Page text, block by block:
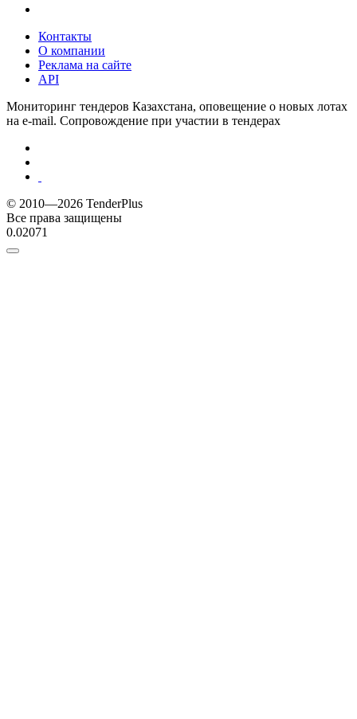
Контакты
О компании
Реклама на сайте
API
Мониторинг тендеров Казахстана, оповещение о новых лотах
на e-mail. Сопровождение при участии в тендерах
© 2010—2026 TenderPlus
Все права защищены
0.02071